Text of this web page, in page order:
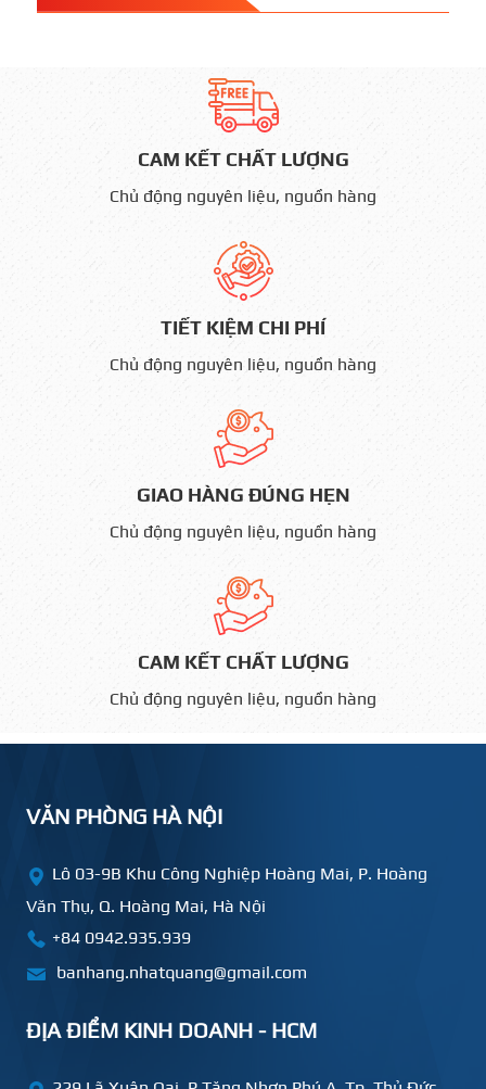
CAM KẾT CHẤT LƯỢNG
Chủ động nguyên liệu, nguồn hàng
TIẾT KIỆM CHI PHÍ
Chủ động nguyên liệu, nguồn hàng
GIAO HÀNG ĐÚNG HẸN
Chủ động nguyên liệu, nguồn hàng
CAM KẾT CHẤT LƯỢNG
Chủ động nguyên liệu, nguồn hàng
VĂN PHÒNG HÀ NỘI
Lô 03-9B Khu Công Nghiệp Hoàng Mai, P. Hoàng
Văn Thụ, Q. Hoàng Mai, Hà Nội
+84 0942.935.939
banhang.nhatquang@gmail.com
ĐỊA ĐIỂM KINH DOANH - HCM